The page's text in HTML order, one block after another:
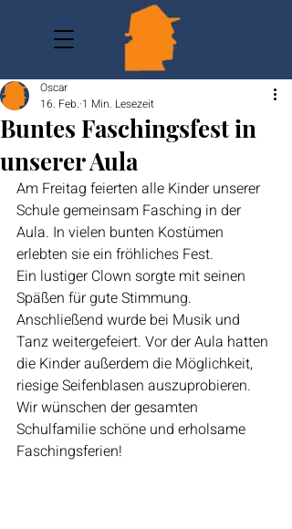
Buntes Faschingsfest in
unserer Aula
Oscar
16. Feb. 1 Min. Lesezeit
Am Freitag feierten alle Kinder unserer
Schule gemeinsam Fasching in der
Aula. In vielen bunten Kostümen
erlebten sie ein fröhliches Fest.
Ein lustiger Clown sorgte mit seinen
Späßen für gute Stimmung.
Anschließend wurde bei Musik und
Tanz weitergefeiert. Vor der Aula hatten
die Kinder außerdem die Möglichkeit,
riesige Seifenblasen auszuprobieren.
Wir wünschen der gesamten
Schulfamilie schöne und erholsame
Faschingsferien!